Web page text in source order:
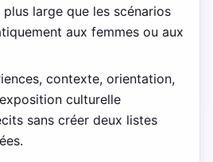
large que les scénarios
aux femmes ou aux
contexte, orientation,
culturelle
sans créer deux listes